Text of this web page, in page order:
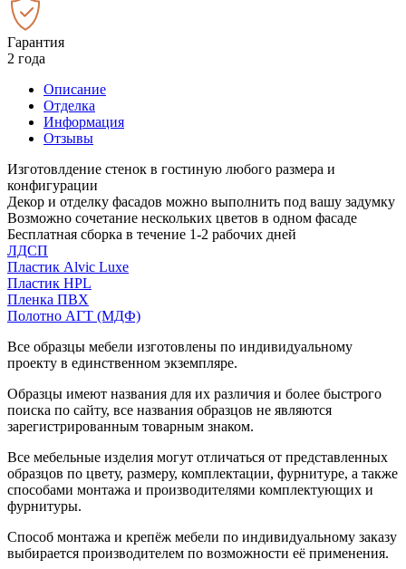
Гарантия
2 года
Описание
Отделка
Информация
Отзывы
Изготовлдение стенок в гостиную любого размера и
конфигурации
Декор и отделку фасадов можно выполнить под вашу задумку
Возможно сочетание нескольких цветов в одном фасаде
Бесплатная сборка в течение 1-2 рабочих дней
ЛДСП
Пластик Alvic Luxe
Пластик HPL
Пленка ПВХ
Полотно АГТ (МДФ)
Все образцы мебели изготовлены по индивидуальному
проекту в единственном экземпляре.
Образцы имеют названия для их различия и более быстрого
поиска по сайту, все названия образцов не являются
зарегистрированным товарным знаком.
Все мебельные изделия могут отличаться от представленных
образцов по цвету, размеру, комплектации, фурнитуре, а также
способами монтажа и производителями комплектующих и
фурнитуры.
Способ монтажа и крепёж мебели по индивидуальному заказу
выбирается производителем по возможности её применения.